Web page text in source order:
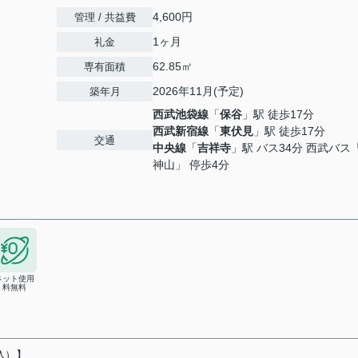
管理 / 共益費 4,600円
礼金 1ヶ月
専有面積 62.85㎡
築年月 2026年11月(予定)
交通
西武池袋線 「保谷 」駅 徒歩17分
西武新宿線 「東伏見 」駅 徒歩17分
中央線 「吉祥寺 」駅 バス34分 西武バス
神山」 停歩4分
ット使用
料無料
】